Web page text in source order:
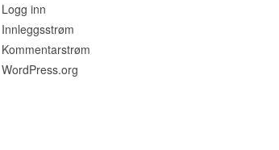
Logg inn
Innleggsstrøm
Kommentarstrøm
WordPress.org